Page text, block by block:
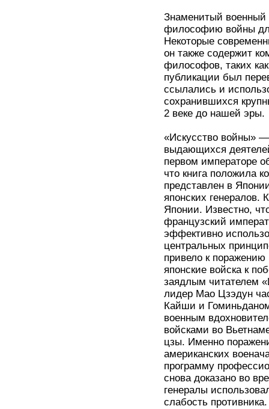
Знаменитый военный
философию войны
Некоторые
он также содержит
философов, таких
публикации был
ссылались и
сохранившихся
2 веке до нашей эры.
«Искусство войны»
выдающихся
первом императоре
что книга положила
представлен в
японских генералов.
Японии. Известно,
французский
эффективно
центральных
привело к
японские войска к
заядлым читателем
лидер Мао Цзэдун
Кайши и
военным
войсками во
цзы. Именно
американских
программу
снова доказано во
генералы
слабость противника.